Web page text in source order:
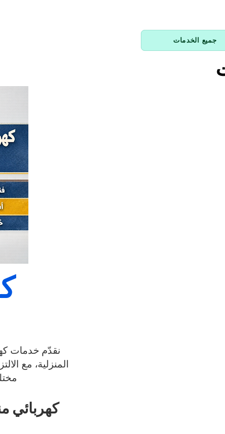
جميع الخدمات
نقدّم خدمات
المنزلية، مع
كهربائي